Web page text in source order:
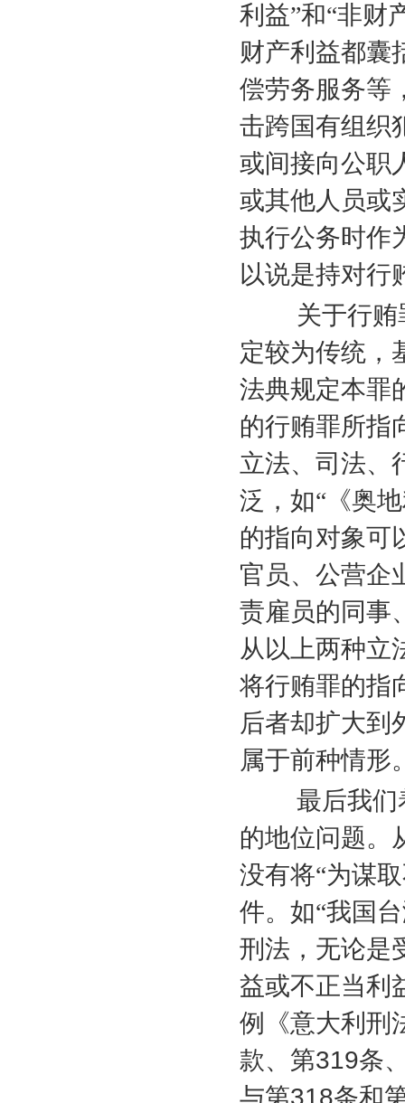
利益”和“非财
财产利益都囊
偿劳务服务等
击跨国有组织
或间接向公职
或其他人员或
执行公务时作
以说是持对行
关于行贿罪
定较为传统，
法典规定本罪
的行贿罪所指
立法、司法、
泛，如“《奥
的指向对象可
官员、公营企
责雇员的同事
从以上两种立
将行贿罪的指
后者却扩大到
属于前种情形
最后我们着
的地位问题。
没有将“为谋
件。如“我国
刑法，无论是
益或不正当利
例《意大利刑
款、第319条
与第318条和